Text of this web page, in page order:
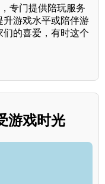
专门提供陪玩服务
升游戏水平或陪伴游
的喜爱，有时这个
游戏时光